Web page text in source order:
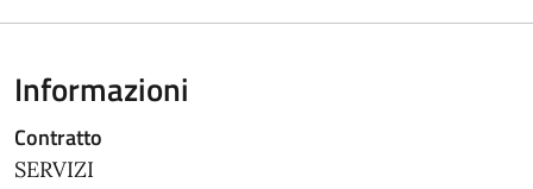
Informazioni
Contratto
SERVIZI